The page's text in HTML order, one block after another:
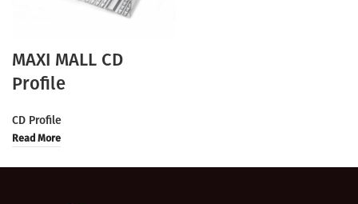
MAXI MALL CD
Profile
CD Profile
Read More